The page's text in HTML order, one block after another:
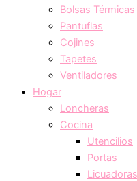
Bolsas Térmicas
Pantuflas
Cojines
Tapetes
Ventiladores
Hogar
Loncheras
Cocina
Utencilios
Portas
Licuadoras